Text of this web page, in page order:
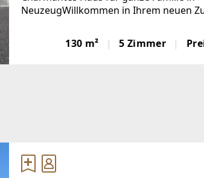
NeuzeugWillkommen in Ihrem neuen
1910 verbindet historischen Charme
Wohnkomfort – ideal für junge
130 m² 5 Zimmer